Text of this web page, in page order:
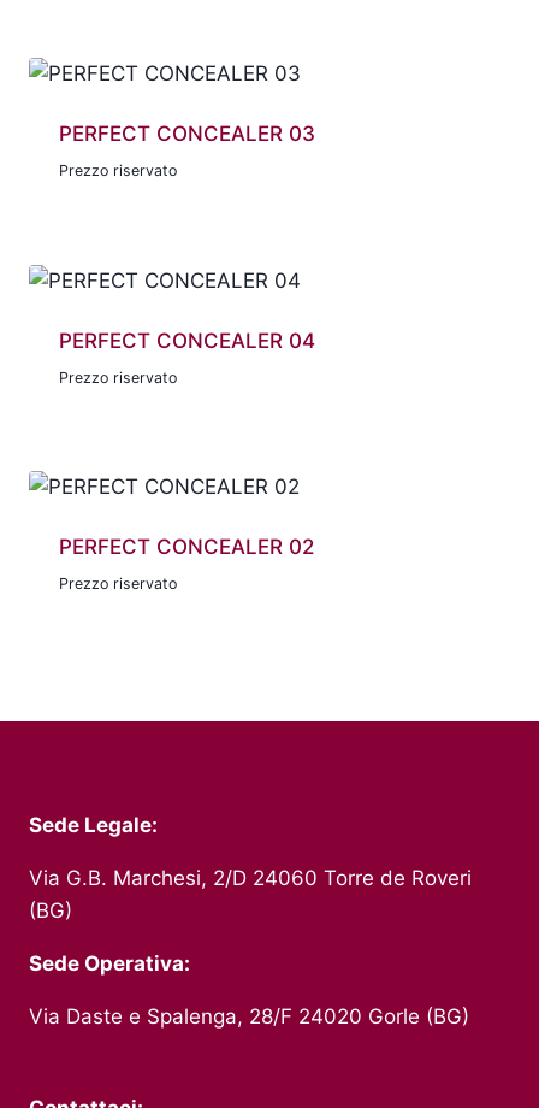
PERFECT CONCEALER 03
Prezzo riservato
PERFECT CONCEALER 04
Prezzo riservato
PERFECT CONCEALER 02
Prezzo riservato
Sede Legale:
Via G.B. Marchesi, 2/D 24060 Torre de Roveri
(BG)
Sede Operativa:
Via Daste e Spalenga, 28/F 24020 Gorle (BG)